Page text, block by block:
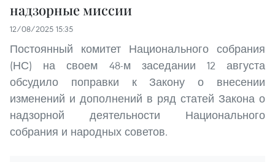
надзорные миссии
12/08/2025 15:35
Постоянный комитет Национального собрания
(НС) на своем 48-м заседании 12 августа
обсудило поправки к Закону о внесении
изменений и дополнений в ряд статей Закона о
надзорной деятельности Национального
собрания и народных советов.